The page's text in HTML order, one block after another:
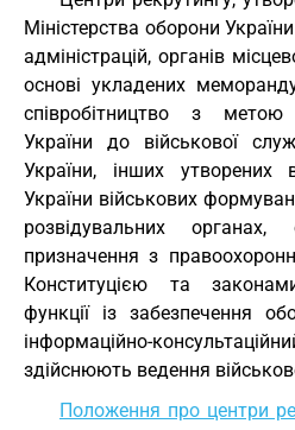
Міністерства оборони
адміністрацій, органів
основі укладених
співробітництво з
України до військової
України, інших утворених
України військових
розвідувальних органах,
призначення з
Конституцією та
функції із забезпечення
інформаційно-
здійснюють ведення
Положення про центри